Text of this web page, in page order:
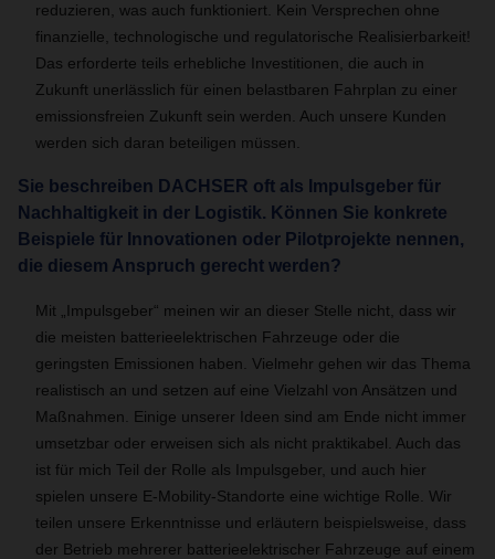
reduzieren, was auch funktioniert. Kein Versprechen ohne
finanzielle, technologische und regulatorische Realisierbarkeit!
Das erforderte teils erhebliche Investitionen, die auch in
Zukunft unerlässlich für einen belastbaren Fahrplan zu einer
emissionsfreien Zukunft sein werden. Auch unsere Kunden
werden sich daran beteiligen müssen.
Sie beschreiben DACHSER oft als Impulsgeber für
Nachhaltigkeit in der Logistik. Können Sie konkrete
Beispiele für Innovationen oder Pilotprojekte nennen,
die diesem Anspruch gerecht werden?
Mit „Impulsgeber“ meinen wir an dieser Stelle nicht, dass wir
die meisten batterieelektrischen Fahrzeuge oder die
geringsten Emissionen haben. Vielmehr gehen wir das Thema
realistisch an und setzen auf eine Vielzahl von Ansätzen und
Maßnahmen. Einige unserer Ideen sind am Ende nicht immer
umsetzbar oder erweisen sich als nicht praktikabel. Auch das
ist für mich Teil der Rolle als Impulsgeber, und auch hier
spielen unsere E-Mobility-Standorte eine wichtige Rolle. Wir
teilen unsere Erkenntnisse und erläutern beispielsweise, dass
der Betrieb mehrerer batterieelektrischer Fahrzeuge auf einem